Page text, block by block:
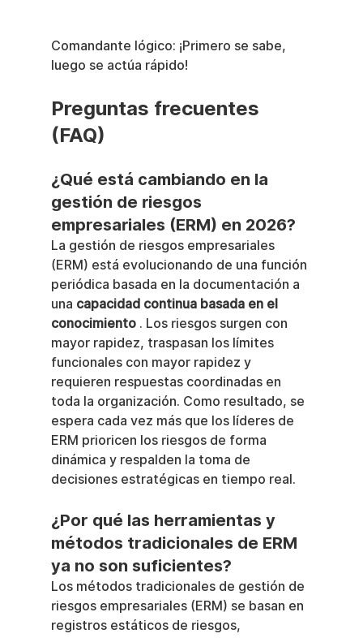
Comandante lógico: ¡Primero se sabe,
luego se actúa rápido!
Preguntas frecuentes
(FAQ)
¿Qué está cambiando en la
gestión de riesgos
empresariales (ERM) en 2026?
La gestión de riesgos empresariales
(ERM) está evolucionando de una función
periódica basada en la documentación a
una capacidad continua basada en el
conocimiento . Los riesgos surgen con
mayor rapidez, traspasan los límites
funcionales con mayor rapidez y
requieren respuestas coordinadas en
toda la organización. Como resultado, se
espera cada vez más que los líderes de
ERM prioricen los riesgos de forma
dinámica y respalden la toma de
decisiones estratégicas en tiempo real.
¿Por qué las herramientas y
métodos tradicionales de ERM
ya no son suficientes?
Los métodos tradicionales de gestión de
riesgos empresariales (ERM) se basan en
registros estáticos de riesgos,